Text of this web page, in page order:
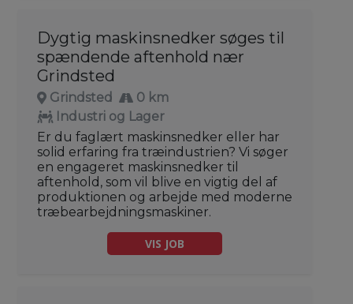
Dygtig maskinsnedker søges til
spændende aftenhold nær
Grindsted
Grindsted
0 km
Industri og Lager
Er du faglært maskinsnedker eller har
solid erfaring fra træindustrien? Vi søger
en engageret maskinsnedker til
aftenhold, som vil blive en vigtig del af
produktionen og arbejde med moderne
træbearbejdningsmaskiner.
VIS JOB